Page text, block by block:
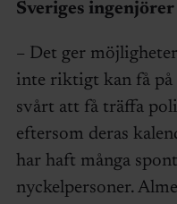
Sveriges
– Det ger
inte riktigt kan få på
svårt att få träffa
eftersom deras
har haft många
nyckelpersoner.